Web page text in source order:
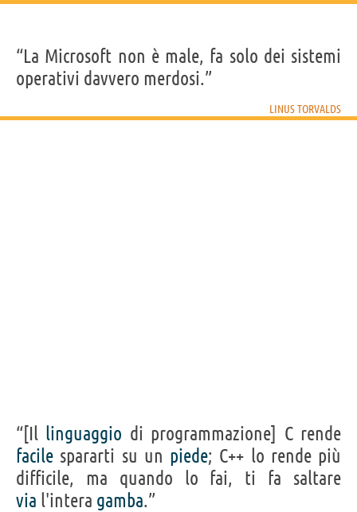
“La Microsoft non è male, fa solo dei sistemi
operativi davvero merdosi.”
LINUS TORVALDS
“[Il linguaggio di programmazione] C rende
facile spararti su un piede; C++ lo rende più
difficile, ma quando lo fai, ti fa saltare
via l'intera gamba.”